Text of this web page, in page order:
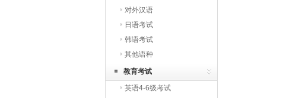
对外汉语
日语考试
韩语考试
其他语种
教育考试
英语4-6级考试